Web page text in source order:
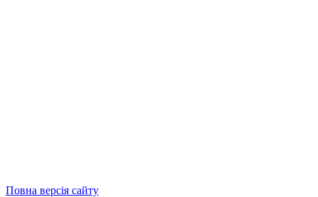
Повна версія сайту